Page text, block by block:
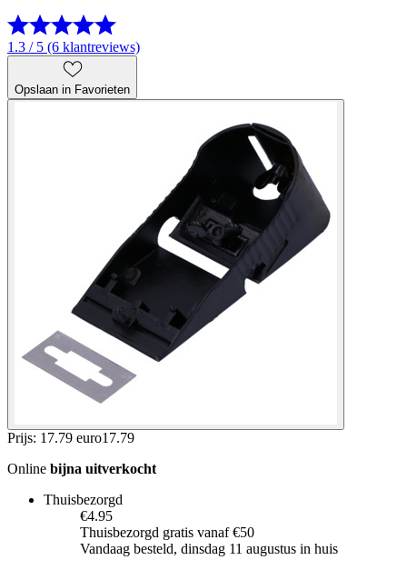
1.3 / 5 (6 klantreviews)
Opslaan in Favorieten
Prijs: 17.79 euro17.79
Online bijna uitverkocht
Thuisbezorgd
€4.95
Thuisbezorgd gratis vanaf €50
Vandaag besteld, dinsdag 11 augustus in huis